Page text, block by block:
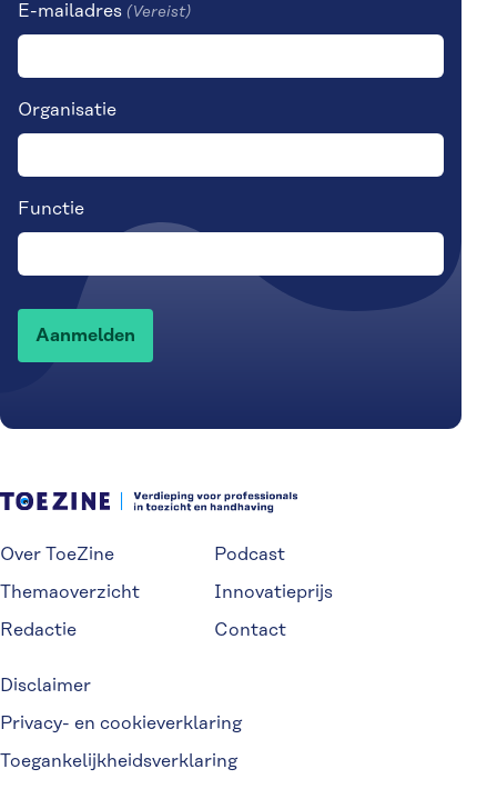
E-mailadres (Vereist)
Organisatie
Functie
Over ToeZine
Themaoverzicht
Redactie
Podcast
Innovatieprijs
Contact
Disclaimer
Privacy- en cookieverklaring
Toegankelijkheidsverklaring